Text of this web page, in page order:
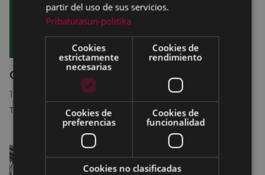
Cartelera del fin de semana
12/06/2026 15/06/2026
TEATRO COLISEO
partir del uso de sus servicios.
Pribatutasun-politika
Cookies
estrictamente
necesarias
Cookies de
rendimiento
Cookies de
preferencias
Cookies de
funcionalidad
Cookies no clasificadas